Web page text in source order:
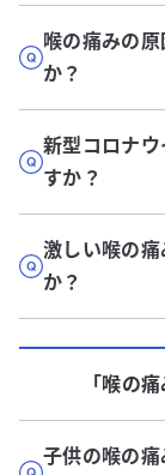
喉の痛みの
か？
新型コロナ
すか？
激しい喉の
か？
「喉の痛
子供の喉の